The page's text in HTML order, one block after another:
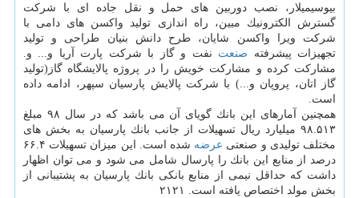
بیوسیمیلار، نصب دوربین های حمل و نقل جاده ای با شركت
گسترش الكترونیك مبین، راه اندازی تولید واكسن های دامی با
شركت ویرا واكسن شایان، طرح دانش بنیان طراحی و تولید
تجهیزات پیشرفته صنعت نفت و گاز با شركت پارت آریا و... و.
مشاركت كرده و مشاركت خویش را در پروژه پالایشگاه گاز(تولید
گاز اتان، پروپان و...) با شركت پالایش پارسیان سپهر، ادامه داده
است.
همچنین آمارهای این بانك گویای آن می باشد كه در سال ۹۸ مبلغ
۹۸.۵۱۳ میلیارد ریال تسهیلات از جانب بانك پارسیان به بخش های
مختلف تولیدی و صنعتی عرضه
شده است. این میزان تسهیلات ۶۶.۴
درصد از منابع این بانك را پارسال شامل می شود و می توان اظهار
داشت كه حداقل نیمی از منابع بانكی بانك پارسیان به پشتیبانی از
بخش مولد اختصاص یافته است. ۲۱۲۱